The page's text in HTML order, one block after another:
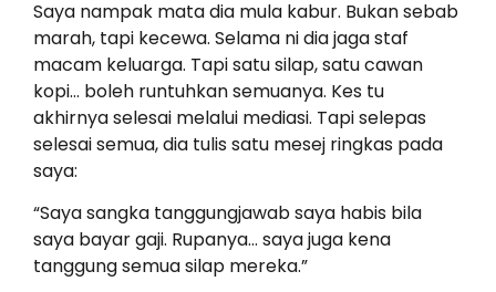
Saya nampak mata dia mula kabur. Bukan sebab
marah, tapi kecewa. Selama ni dia jaga staf
macam keluarga. Tapi satu silap, satu cawan
kopi… boleh runtuhkan semuanya. Kes tu
akhirnya selesai melalui mediasi. Tapi selepas
selesai semua, dia tulis satu mesej ringkas pada
saya:
“Saya sangka tanggungjawab saya habis bila
saya bayar gaji. Rupanya… saya juga kena
tanggung semua silap mereka.”